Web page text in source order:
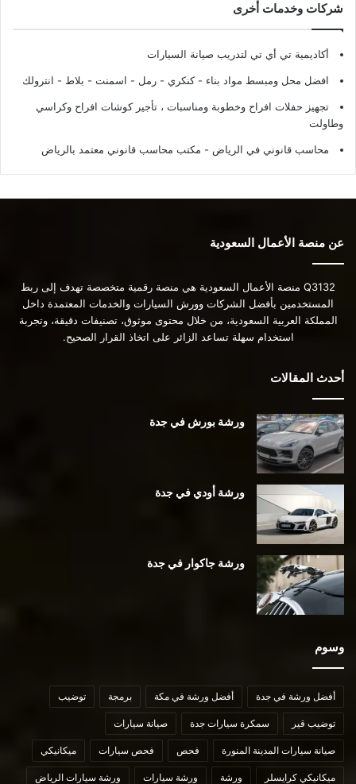
شركات وخدمات أخرى
أكاديمية تي أي تي لتدريب صيانة السيارات
افضل محل ومبسط مواد بناء - كنكري - رمل - اسمنت - بلاط - انترولك
تجهيز حفلات افراح وخطوبة ومناسبات ، تأجير كوشات افراح وكراسي
وطاولت
محاسب قانوني في الرياض - مكتب محاسب قانوني معتمد بالرياض
عن منصة الأعمال السعودية
Q3132 منصة الأعمال السعودية هي منصة رقمية متخصصة تهدف إلى ربط
المستخدمين بأفضل الشركات وورش السيارات والخدمات المعتمدة داخل
المملكة العربية السعودية، من خلال محتوى موثوق، تصنيفات دقيقة، وتجربة
استخدام سهلة تساعد الزائر على اتخاذ القرار الصحيح.
أحدث المقالات
ورشة بورش في جدة
ورشة أودي في جدة
ورشة جاكوار في جدة
وسوم
أفضل ورشة في جدة أفضل ورشة في مكة برمجة توضيب
توضيب قير سمكرة سيارات جدة صيانة سيارات
صيانة سيارات المدينة المنورة فحص فحص سيارات ميكانيكي
ميكانيكي كرايسلر ورشة ورشة سيارات ورشة سيارات الرياض